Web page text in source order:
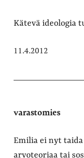
Kätevä ideologia
11.4.2012
varastomies
Emilia ei nyt
arvoteoriaa tai